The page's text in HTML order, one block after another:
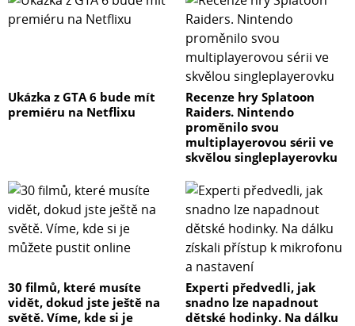
Ukázka z GTA 6 bude mít
premiéru na Netflixu
Recenze hry Splatoon
Raiders. Nintendo
proměnilo svou
multiplayerovou sérii ve
skvělou singleplayerovku
30 filmů, které musíte
vidět, dokud jste ještě na
světě. Víme, kde si je
Experti předvedli, jak
snadno lze napadnout
dětské hodinky. Na dálku